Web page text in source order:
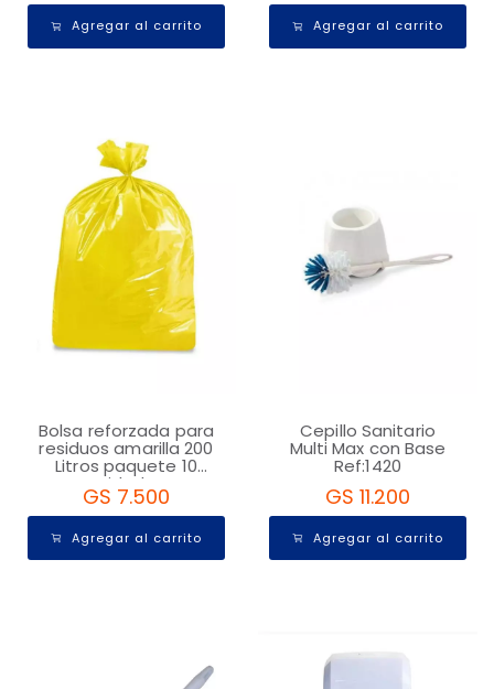
Agregar al carrito Agregar al carrito
Bolsa reforzada para
residuos amarilla 200
Litros paquete 10
unidades
GS 7.500
Agregar al carrito
Cepillo Sanitario
Multi Max con Base
Ref:1420
GS 11.200
Agregar al carrito